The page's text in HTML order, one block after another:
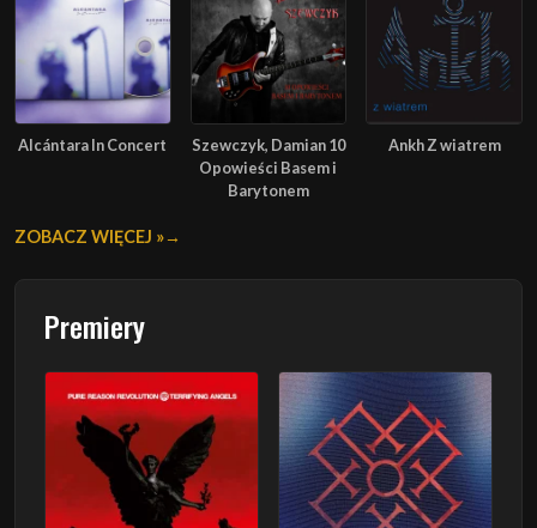
Alcántara In Concert
Szewczyk, Damian 10
Opowieści Basem i
Barytonem
Ankh Z wiatrem
ZOBACZ WIĘCEJ »
Premiery